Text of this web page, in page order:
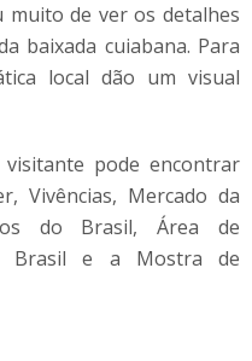
muito de ver os detalhes
baixada cuiabana. Para
local dão um visual
pode encontrar
Vivências, Mercado da
do Brasil, Área de
Brasil e a Mostra de